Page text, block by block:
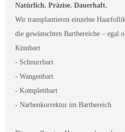
Natürlich. Präzise. Dauerhaft.
Wir transplantieren einzelne
die gewünschten Bartbereiche – egal
Kinnbart
- Schnurrbart
- Wangenbart
- Komplettbart
- Narbenkorrektur im Bartbereich